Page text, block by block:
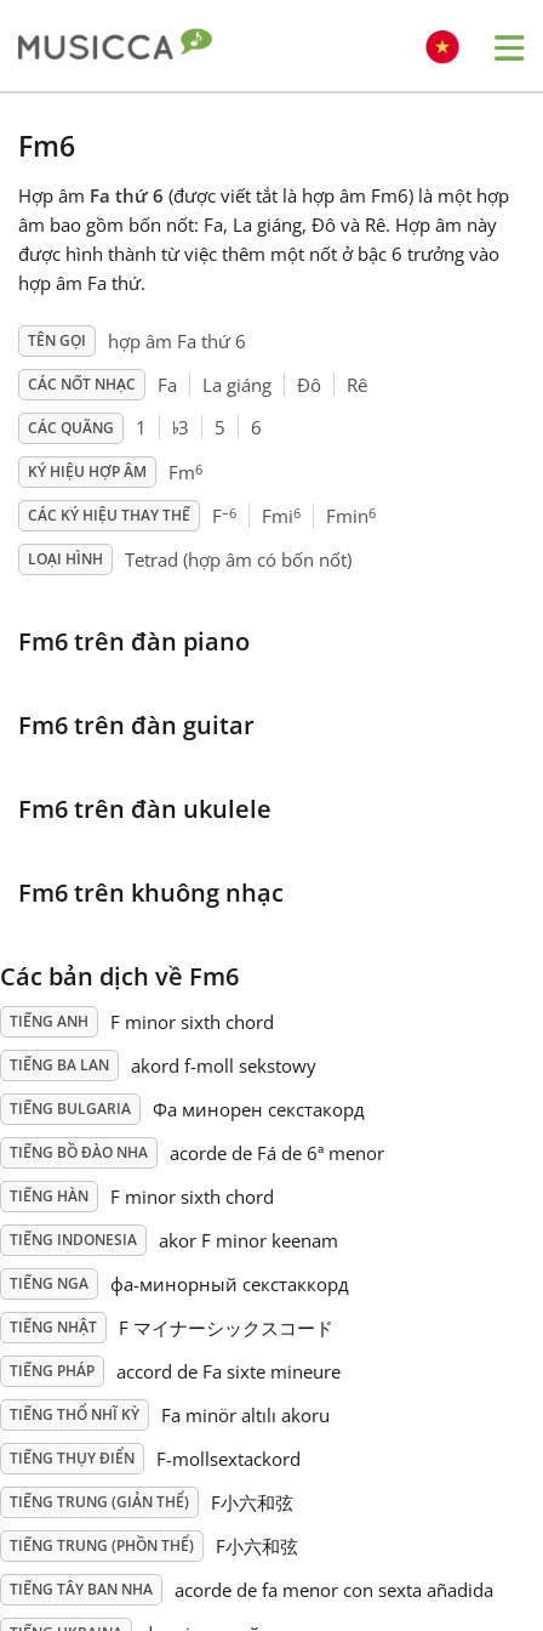
Български
Dansk
Deutsch
English
Español
Italiano
日本語
Polski
Português
Русский
Svenska
Tiếng Việt
Türkçe
Українська
简体中文
繁體中文
Fm6
Hợp âm Fa thứ 6 (được viết tắt là hợp âm Fm6) là một hợp
âm bao gồm bốn nốt: Fa, La giáng, Đô và Rê. Hợp âm này
được hình thành từ việc thêm một nốt ở bậc 6 trưởng vào
hợp âm Fa thứ.
TÊN GỌI hợp âm Fa thứ 6
CÁC NỐT NHẠC Fa La giáng Đô Rê
CÁC QUÃNG 1 ♭3 5 6
KÝ HIỆU HỢP ÂM Fm6
CÁC KÝ HIỆU THAY THẾ F–6 Fmi6 Fmin6
LOẠI HÌNH Tetrad (hợp âm có bốn nốt)
Fm6 trên đàn piano
Fm6 trên đàn guitar
Fm6 trên đàn ukulele
Fm6 trên khuông nhạc
Các bản dịch về Fm6
TIẾNG ANH F minor sixth chord
TIẾNG BA LAN akord f-moll sekstowy
TIẾNG BULGARIA Фа минорен секстакорд
TIẾNG BỒ ĐÀO NHA acorde de Fá de 6ª menor
TIẾNG HÀN F minor sixth chord
TIẾNG INDONESIA akor F minor keenam
TIẾNG NGA фа-минорный секстаккорд
TIẾNG NHẬT F マイナーシックスコード
TIẾNG PHÁP accord de Fa sixte mineure
TIẾNG THỔ NHĨ KỲ Fa minör altılı akoru
TIẾNG THỤY ĐIỂN F-mollsextackord
TIẾNG TRUNG (GIẢN THỂ) F小六和弦
TIẾNG TRUNG (PHỒN THỂ) F小六和弦
TIẾNG TÂY BAN NHA acorde de fa menor con sexta añadida